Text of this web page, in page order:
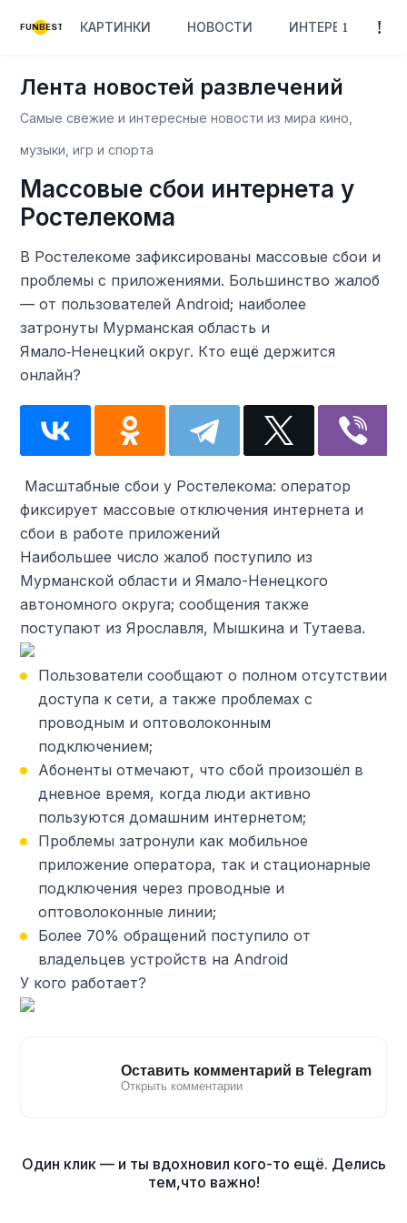
FUNBEST КАРТИНКИ НОВОСТИ ИНТЕРЕСНОЕ
Лента новостей развлечений
Самые свежие и интересные новости из мира кино,
музыки, игр и спорта
Массовые сбои интернета у
Ростелекома
В Ростелекоме зафиксированы массовые сбои и
проблемы с приложениями. Большинство жалоб
— от пользователей Android; наиболее
затронуты Мурманская область и
Ямало‑Ненецкий округ. Кто ещё держится
онлайн?
️ Масштабные сбои у Ростелекома: оператор
фиксирует массовые отключения интернета и
сбои в работе приложений
Наибольшее число жалоб поступило из
Мурманской области и Ямало-Ненецкого
автономного округа; сообщения также
поступают из Ярославля, Мышкина и Тутаева.
Пользователи сообщают о полном отсутствии
доступа к сети, а также проблемах с
проводным и оптоволоконным
подключением;
Абоненты отмечают, что сбой произошёл в
дневное время, когда люди активно
пользуются домашним интернетом;
Проблемы затронули как мобильное
приложение оператора, так и стационарные
подключения через проводные и
оптоволоконные линии;
Более 70% обращений поступило от
владельцев устройств на Android
У кого работает?